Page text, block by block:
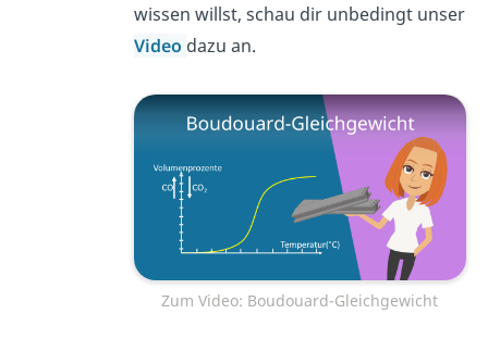
wissen willst, schau dir unbedingt unser
Video dazu an.
Zum Video: Boudouard-Gleichgewicht